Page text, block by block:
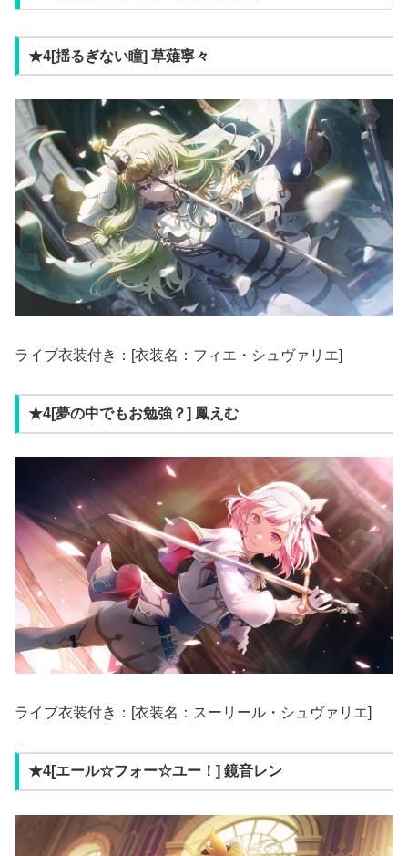
★4[揺るぎない瞳] 草薙寧々
ライブ衣装付き：[衣装名：フィエ・シュヴァリエ]
★4[夢の中でもお勉強？] 鳳えむ
ライブ衣装付き：[衣装名：スーリール・シュヴァリエ]
★4[エール☆フォー☆ユー！] 鏡音レン